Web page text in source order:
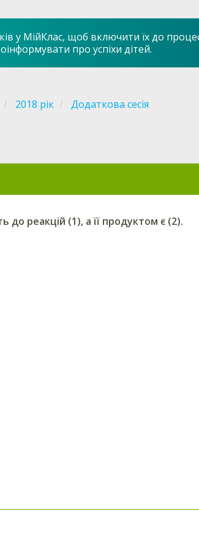
у МійКлас, щоб включити їх до
про успіхи дітей.
2018 рік Додаткова сесія
реакцій (1), а її продуктом є (2).